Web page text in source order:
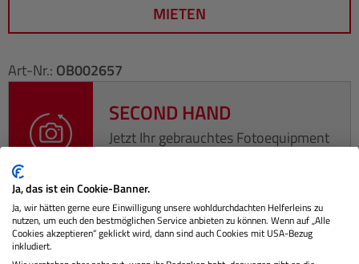
MIETEN
Art-Nr.: OB002657
SECOND HAND
Jetzt Ihr gebrauchtes Fotoequipment
Beschreibung
Ja, das ist ein Cookie-Banner.
Ja, wir hätten gerne eure Einwilligung unsere wohldurchdachten Helferleins zu
nutzen, um euch den bestmöglichen Service anbieten zu können. Wenn auf „Alle
Cookies akzeptieren“ geklickt wird, dann sind auch Cookies mit USA-Bezug
inkludiert.